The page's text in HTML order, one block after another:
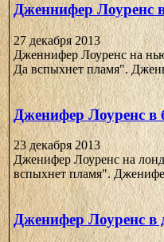
Дженнифер Лоуренс
27 декабря 2013
Дженнифер Лоуренс на
Да вспыхнет пламя".
Дженифер Лоуренс в
23 декабря 2013
Дженифер Лоуренс на
вспыхнет пламя".
Дженифер Лоуренс в